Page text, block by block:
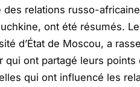
des relations russo-
ont été résumés.
d’État de Moscou, a
qui ont partagé leurs
qui ont influencé les